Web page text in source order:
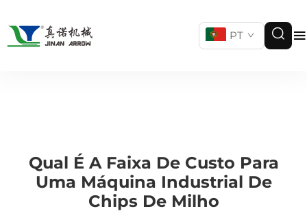
PT
Qual É A Faixa De Custo Para
Uma Máquina Industrial De
Chips De Milho